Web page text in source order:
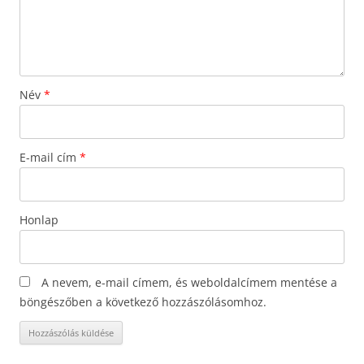
Név *
E-mail cím *
Honlap
A nevem, e-mail címem, és weboldalcímem mentése a
böngészőben a következő hozzászólásomhoz.